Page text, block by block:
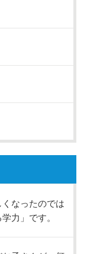
なったのでは
力」です。